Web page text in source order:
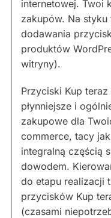
internetowej. Twoi
zakupów. Na styku
dodawania
produktów
witryny).
Przyciski Kup
płynniejsze i
zakupowe dla
commerce, tacy
integralną częścią
dowodem.
do etapu realizacji
przycisków Kup
(czasami